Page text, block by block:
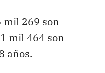
mil 269 son
mil 464 son
años.